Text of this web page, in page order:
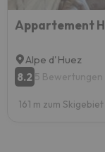
Alpe d'Huez
8.2 5 Bewertungen
161 m zum